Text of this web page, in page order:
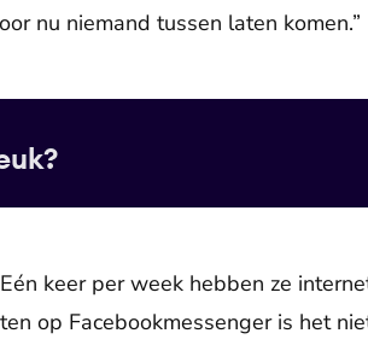
nu niemand tussen laten komen.”
keer per week hebben ze
op Facebookmessenger is het